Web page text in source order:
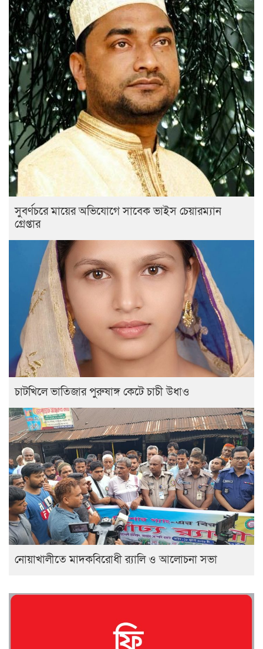
সুবর্ণচরে মায়ের অভিযোগে সাবেক ভাইস চেয়ারম্যান
গ্রেপ্তার
চাটখিলে ভাতিজার পুরুষাঙ্গ কেটে চাচী উধাও
নোয়াখালীতে মাদকবিরোধী র‍্যালি ও আলোচনা সভা